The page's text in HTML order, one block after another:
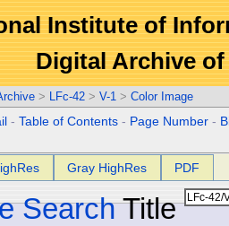
Institute of
Digital Archive
> LFc-42 > V-1 > Color Image
-Table of Contents - Page Number -
Gray HighRes PDF
Search Title